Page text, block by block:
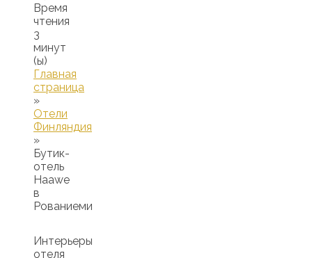
Время
чтения
3
минут
(ы)
Главная
страница
»
Отели
Финляндия
»
Бутик-
отель
Haawe
в
Рованиеми
Интерьеры
отеля